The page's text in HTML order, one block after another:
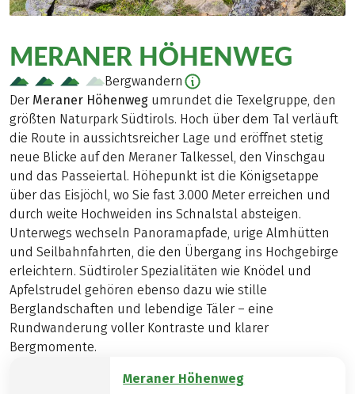
MERANER HÖHENWEG
Bergwandern
Der Meraner Höhenweg umrundet die Texelgruppe, den
größten Naturpark Südtirols. Hoch über dem Tal verläuft
die Route in aussichtsreicher Lage und eröffnet stetig
neue Blicke auf den Meraner Talkessel, den Vinschgau
und das Passeiertal. Höhepunkt ist die Königsetappe
über das Eisjöchl, wo Sie fast 3.000 Meter erreichen und
durch weite Hochweiden ins Schnalstal absteigen.
Unterwegs wechseln Panoramapfade, urige Almhütten
und Seilbahnfahrten, die den Übergang ins Hochgebirge
erleichtern. Südtiroler Spezialitäten wie Knödel und
Apfelstrudel gehören ebenso dazu wie stille
Berglandschaften und lebendige Täler – eine
Rundwanderung voller Kontraste und klarer
Bergmomente.
Meraner Höhenweg